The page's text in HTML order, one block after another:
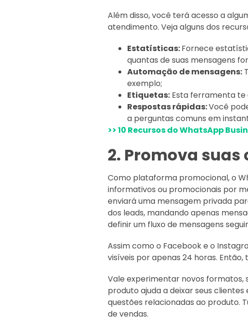
Além disso, você terá acesso a
atendimento. Veja alguns dos
Estatísticas:Fornece
quantas de suas mensagens
Automação de mensagens:
exemplo;
Etiquetas: Esta ferramenta te
Respostas rápidas:Você
a perguntas comuns em
>> 10 Recursos do WhatsApp
2. Promova
Como plataforma promocional, o
informativos ou promocionais por
enviará uma mensagem privada
dos leads, mandando apenas
definir um fluxo de mensagens
Assim como o Facebook e o
visíveis por apenas 24 horas.
Vale experimentar novos formatos,
produto ajuda a deixar seus
questões relacionadas ao produto.
de vendas.